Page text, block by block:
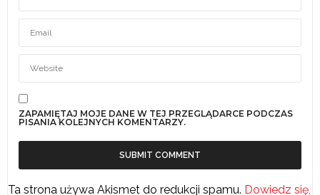
ZAPAMIĘTAJ MOJE DANE W TEJ PRZEGLĄDARCE PODCZAS
PISANIA KOLEJNYCH KOMENTARZY.
Ta strona używa Akismet do redukcji spamu. Dowiedz się,